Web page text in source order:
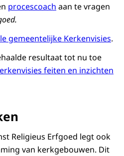
procescoach aan te vragen
gemeentelijke Kerkenvisies.
resultaat tot nu toe
feiten en inzichten
Religieus Erfgoed legt ook
van kerkgebouwen. Dit